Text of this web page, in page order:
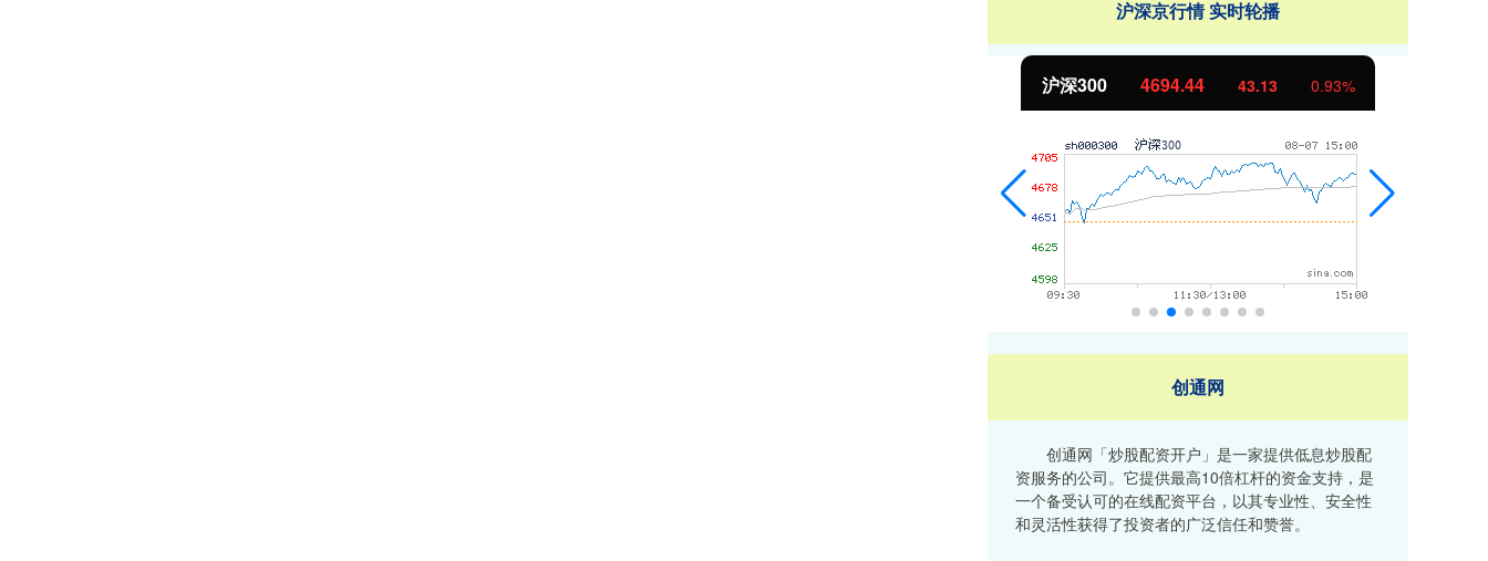
沪深京行情 实时轮播
沪深300 4694.44 43.13 0.93%
创通网
创通网「炒股配资开户」是一家提供低息炒股配
资服务的公司。它提供最高10倍杠杆的资金支持，是
一个备受认可的在线配资平台，以其专业性、安全性
和灵活性获得了投资者的广泛信任和赞誉。